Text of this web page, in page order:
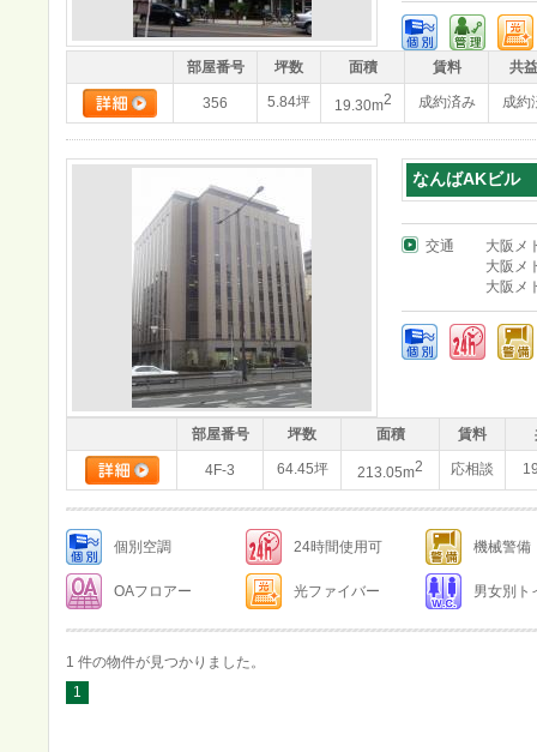
部屋番号 坪数 面積 賃料 共
356 5.84坪 19.30m2 成約済み 成約
なんばAKビル
交通
大阪メ
大阪メ
大阪メ
部屋番号 坪数 面積 賃料
4F-3 64.45坪 213.05m2 応相談
個別空調 24時間使用可 機械警備
OAフロアー 光ファイバー 男女別ト
1 件の物件が見つかりました。
1